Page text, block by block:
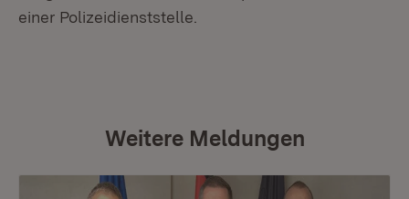
einer Polizeidienststelle.
Weitere Meldungen